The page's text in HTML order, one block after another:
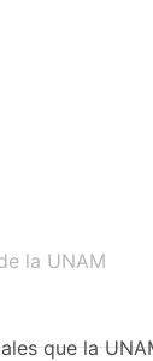
que la